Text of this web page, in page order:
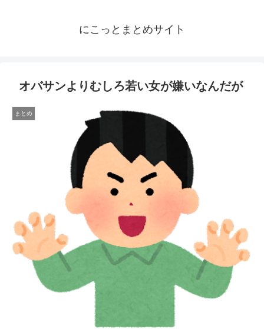
にこっとまとめサイト
オバサンよりむしろ若い女が嫌いなんだが
まとめ